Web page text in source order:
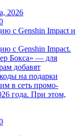
2026
с Genshin Impact и
с Genshin Impact.
Бокса» — для
добавят
на подарки
в сеть промо-
года. При этом,